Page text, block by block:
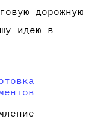
дорожную
идею в